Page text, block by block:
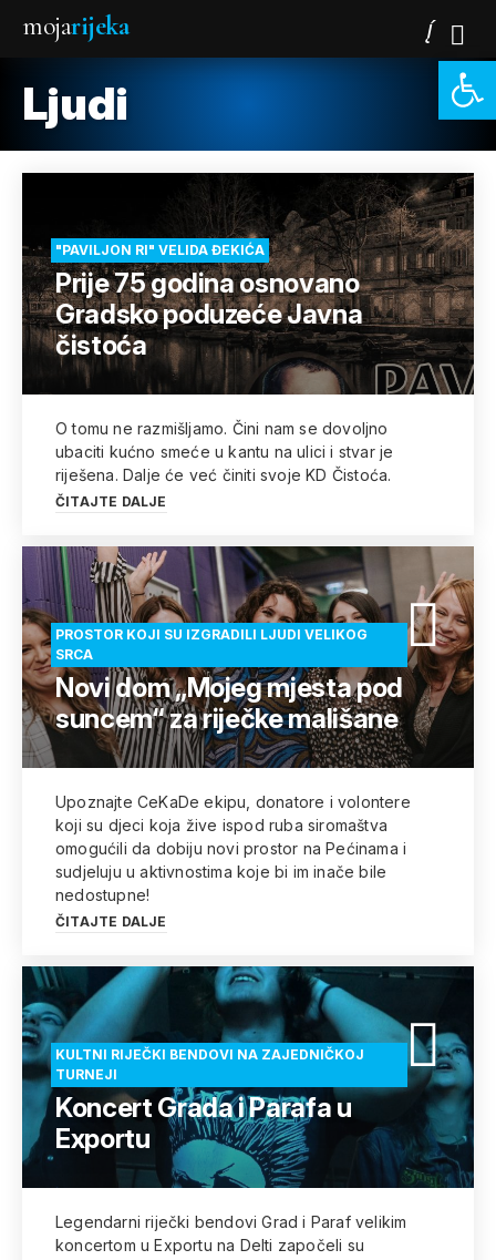
mojarijeka
Ljudi
"PAVILJON RI" VELIDA ĐEKIĆA
Prije 75 godina osnovano
Gradsko poduzeće Javna
čistoća
O tomu ne razmišljamo. Čini nam se dovoljno
ubaciti kućno smeće u kantu na ulici i stvar je
riješena. Dalje će već činiti svoje KD Čistoća.
ČITAJTE DALJE
PROSTOR KOJI SU IZGRADILI LJUDI VELIKOG
SRCA
Novi dom „Mojeg mjesta pod
suncem“ za riječke mališane
Upoznajte CeKaDe ekipu, donatore i volontere
koji su djeci koja žive ispod ruba siromaštva
omogućili da dobiju novi prostor na Pećinama i
sudjeluju u aktivnostima koje bi im inače bile
nedostupne!
ČITAJTE DALJE
KULTNI RIJEČKI BENDOVI NA ZAJEDNIČKOJ
TURNEJI
Koncert Grada i Parafa u
Exportu
Legendarni riječki bendovi Grad i Paraf velikim
koncertom u Exportu na Delti započeli su